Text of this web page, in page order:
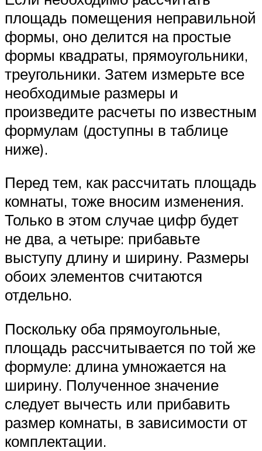
площадь помещения неправильной
формы, оно делится на простые
формы квадраты, прямоугольники,
треугольники. Затем измерьте все
необходимые размеры и
произведите расчеты по известным
формулам (доступны в таблице
ниже).
Перед тем, как рассчитать площадь
комнаты, тоже вносим изменения.
Только в этом случае цифр будет
не два, а четыре: прибавьте
выступу длину и ширину. Размеры
обоих элементов считаются
отдельно.
Поскольку оба прямоугольные,
площадь рассчитывается по той же
формуле: длина умножается на
ширину. Полученное значение
следует вычесть или прибавить
размер комнаты, в зависимости от
комплектации.